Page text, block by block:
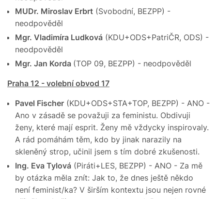
MUDr. Miroslav Erbrt (Svobodní, BEZPP) -
neodpověděl
Mgr. Vladimíra Ludková (KDU+ODS+PatriČR, ODS) -
neodpověděl
Mgr. Jan Korda (TOP 09, BEZPP) - neodpověděl
Praha 12 - volební obvod 17
Pavel Fischer (KDU+ODS+STA+TOP, BEZPP) - ANO -
Ano v zásadě se považuji za feministu. Obdivuji
ženy, které mají esprit. Ženy mě vždycky inspirovaly.
A rád pomáhám těm, kdo by jinak narazily na
skleněný strop, učinil jsem s tím dobré zkušenosti.
Ing. Eva Tylová (Piráti+LES, BEZPP) - ANO - Za mě
by otázka měla znít: Jak to, že dnes ještě někdo
není feminist/ka? V širším kontextu jsou nejen rovné